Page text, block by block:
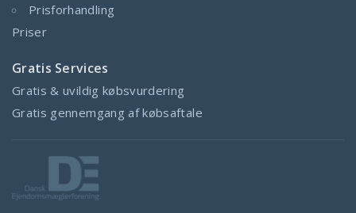
Prisforhandling
Priser
Gratis Services
Gratis & uvildig købsvurdering
Gratis gennemgang af købsaftale